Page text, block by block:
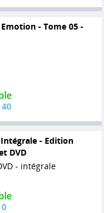
- Tome 05 -
- Edition
DVD
- intégrale